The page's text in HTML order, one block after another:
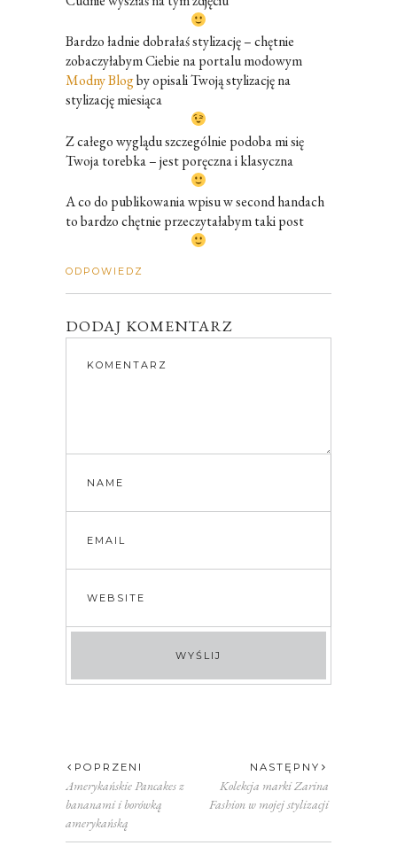
Bardzo ładnie dobrałaś stylizację – chętnie
zobaczyłabym Ciebie na portalu modowym
Modny Blogby opisali Twoją stylizację na
stylizację miesiąca
Z całego wyglądu szczególnie podoba mi się
Twoja torebka – jest poręczna i klasyczna
A co do publikowania wpisu w second handach
to bardzo chętnie przeczytałabym taki post
ODPOWIEDZ
DODAJ KOMENTARZ
POPRZENI
Amerykańskie Pancakes z
bananami i borówką
amerykańską
NASTĘPNY
Kolekcja marki Zarina
Fashion w mojej stylizacji